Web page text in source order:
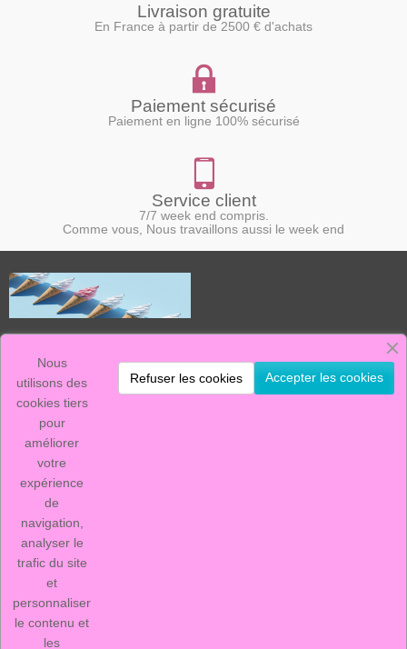
Livraison gratuite
En France à partir de 2500 € d'achats
Paiement sécurisé
Paiement en ligne 100% sécurisé
Service client
7/7 week end compris.
Comme vous, Nous travaillons aussi le week end
Le Marchand de Glace, c'est :
Un stock de pièces détachées, ainsi qu'un service après vente efficace.
nous sommes présents sur ce marché depuis plus de 20 ans, avec des
produits réputés fiables et simples d'utilisation.
Informations
Nos produits
Notre société
Contactez-nous
Nous
utilisons des
cookies tiers
pour
améliorer
votre
expérience
de
navigation,
analyser le
trafic du site
et
personnaliser
le contenu et
les
Accepter les cookies
Refuser les cookies